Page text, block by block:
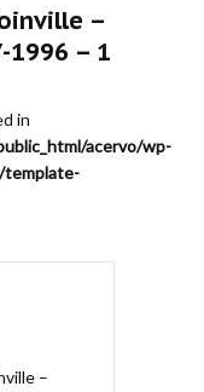
–
1996 – 1
in
acervo/wp-
template-
–